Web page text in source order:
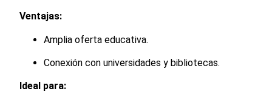
Ventajas:
Amplia oferta educativa.
Conexión con universidades y bibliotecas.
Ideal para: